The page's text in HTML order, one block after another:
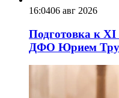
16:0406 авг 2026
Подготовка к XI
ДФО Юрием